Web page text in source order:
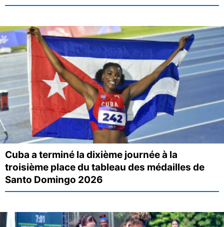
Cuba a terminé la dixième journée à la
troisième place du tableau des médailles de
Santo Domingo 2026